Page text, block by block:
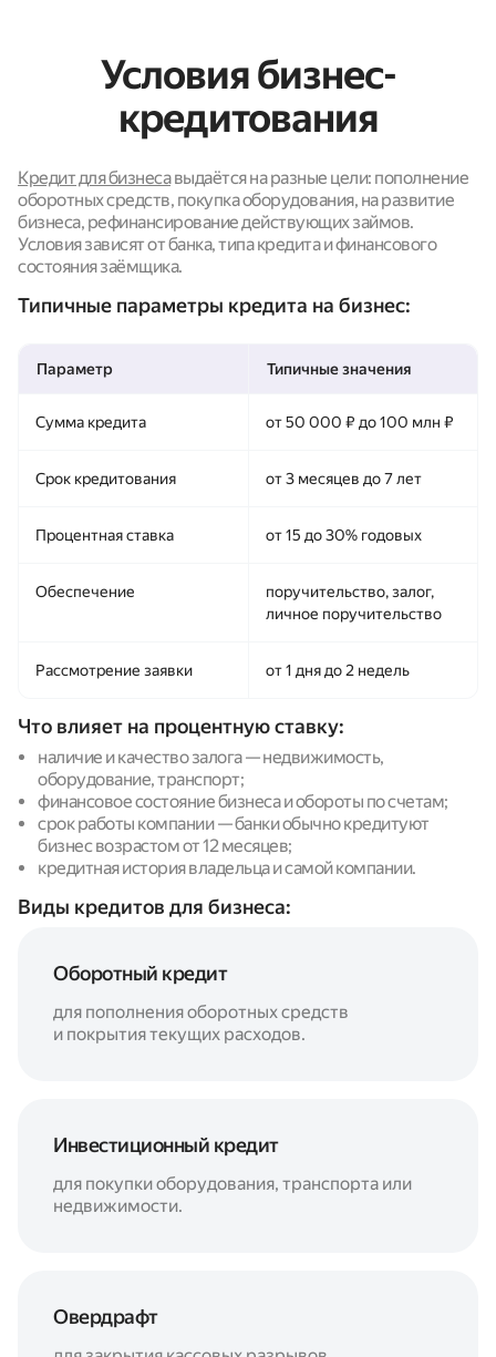
Условия бизнес-
кредитования
Кредит для бизнесавыдаётся на разные цели: пополнение
оборотных средств, покупка оборудования, на развитие
бизнеса, рефинансирование действующих займов.
Условия зависят от банка, типа кредита и финансового
состояния заёмщика.
Типичные параметры кредита на бизнес:
Параметр Типичные значения
Сумма кредита от 50 000 ₽ до 100 млн ₽
Срок кредитования от 3 месяцев до 7 лет
Процентная ставка от 15 до 30% годовых
Обеспечение
поручительство, залог,
личное поручительство
Рассмотрение заявки от 1 дня до 2 недель
Что влияет на процентную ставку:
наличие и качество залога — недвижимость,
оборудование, транспорт;
финансовое состояние бизнеса и обороты по счетам;
срок работы компании — банки обычно кредитуют
бизнес возрастом от 12 месяцев;
кредитная история владельца и самой компании.
Виды кредитов для бизнеса:
Оборотный кредит
для пополнения оборотных средств
и покрытия текущих расходов.
Инвестиционный кредит
для покупки оборудования, транспорта или
недвижимости.
Овердрафт